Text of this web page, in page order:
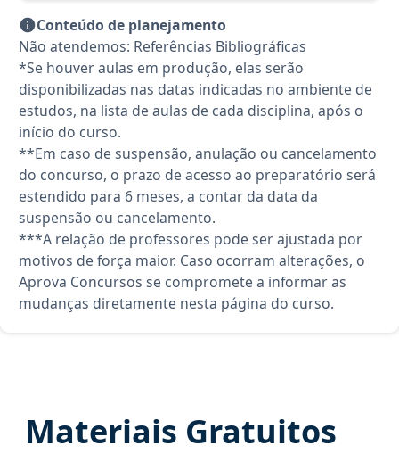
Conteúdo de planejamento
Não atendemos: Referências Bibliográficas
*Se houver aulas em produção, elas serão
disponibilizadas nas datas indicadas no ambiente de
estudos, na lista de aulas de cada disciplina, após o
início do curso.
**Em caso de suspensão, anulação ou cancelamento
do concurso, o prazo de acesso ao preparatório será
estendido para 6 meses, a contar da data da
suspensão ou cancelamento.
***A relação de professores pode ser ajustada por
motivos de força maior. Caso ocorram alterações, o
Aprova Concursos se compromete a informar as
mudanças diretamente nesta página do curso.
Materiais Gratuitos